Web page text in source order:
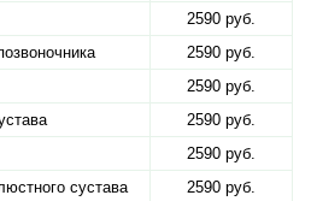
2590 руб.
2590 руб.
2590 руб.
2590 руб.
2590 руб.
сустава
2590 руб.